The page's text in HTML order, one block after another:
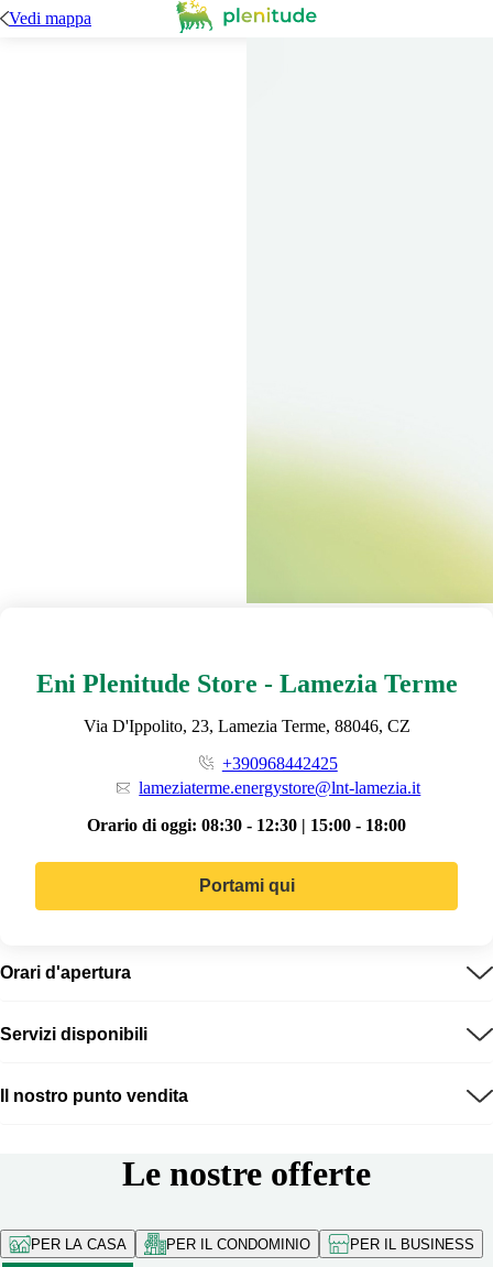
Vedi mappa
Eni Plenitude Store - Lamezia Terme
Via D'Ippolito, 23, Lamezia Terme, 88046, CZ
+390968442425
lameziaterme.energystore@lnt-lamezia.it
Orario di oggi: 08:30 - 12:30 | 15:00 - 18:00
Portami qui
Orari d'apertura
Servizi disponibili
Il nostro punto vendita
Le nostre offerte
PER LA CASA PER IL CONDOMINIO PER IL BUSINESS